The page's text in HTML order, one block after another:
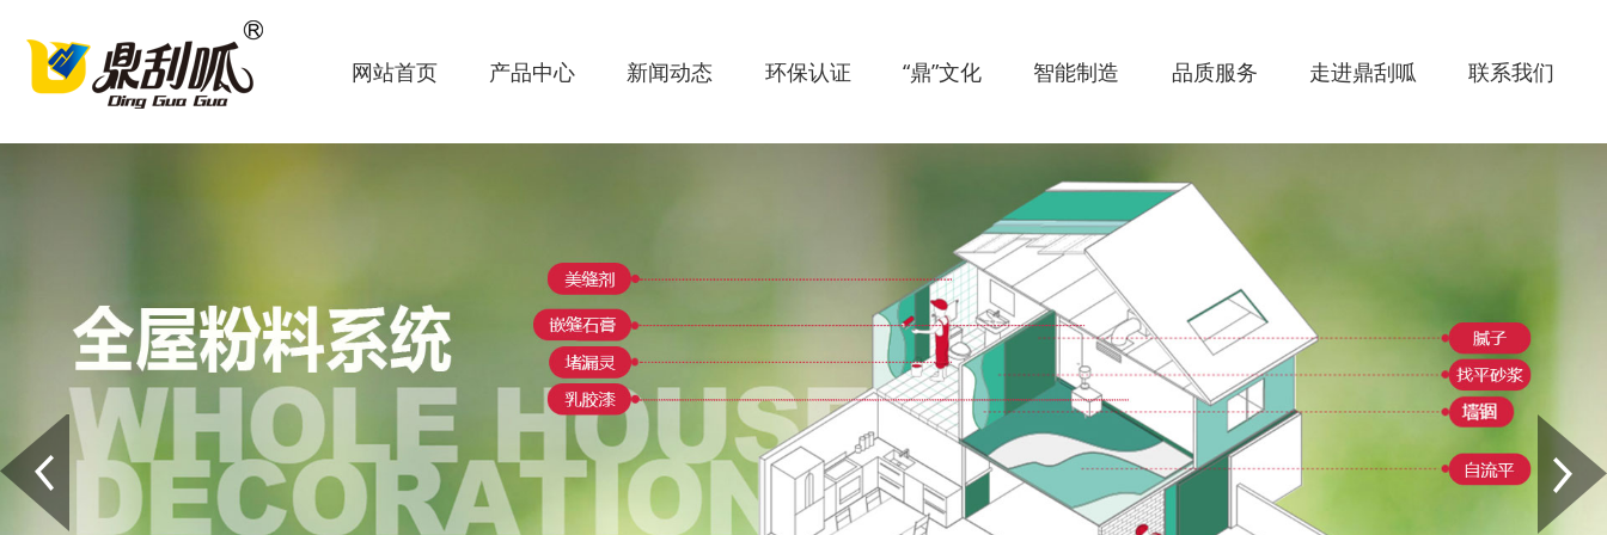
网站首页 产品中心 新闻动态 环保认证 “鼎”文化 智能制造 品质服务 走进鼎刮呱 联系我们
Next